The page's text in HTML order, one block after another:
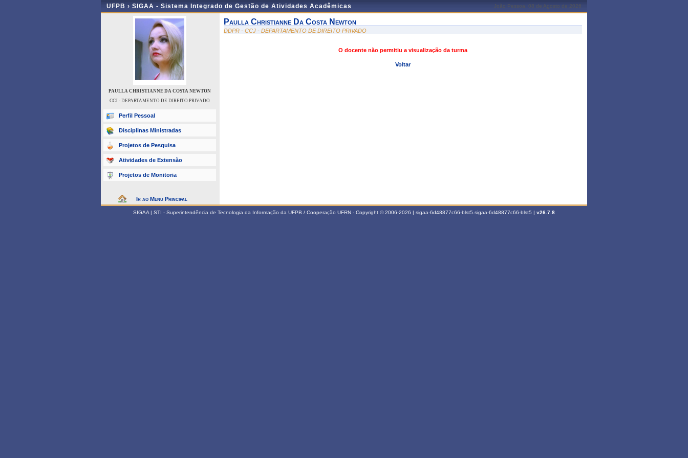
UFPB › SIGAA - Sistema Integrado de Gestão de Atividades Acadêmicas João Pessoa, 08 de Agosto de 2026
PAULLA CHRISTIANNE DA COSTA NEWTON
CCJ - DEPARTAMENTO DE DIREITO PRIVADO
Perfil Pessoal
Disciplinas Ministradas
Projetos de Pesquisa
Atividades de Extensão
Projetos de Monitoria
Ir ao Menu Principal
Paulla Christianne Da Costa Newton
DDPR - CCJ - DEPARTAMENTO DE DIREITO PRIVADO
O docente não permitiu a visualização da turma
Voltar
SIGAA | STI - Superintendência de Tecnologia da Informação da UFPB / Cooperação UFRN - Copyright © 2006-2026 | sigaa-6d48877c66-blst5.sigaa-6d48877c66-blst5 | v26.7.8